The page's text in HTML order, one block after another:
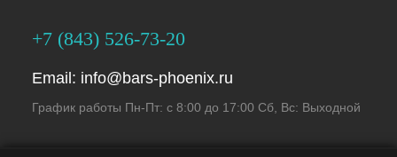
+7 (843) 526-73-20
Email: info@bars-phoenix.ru
График работы Пн-Пт: с 8:00 до 17:00 Сб, Вс: Выходной